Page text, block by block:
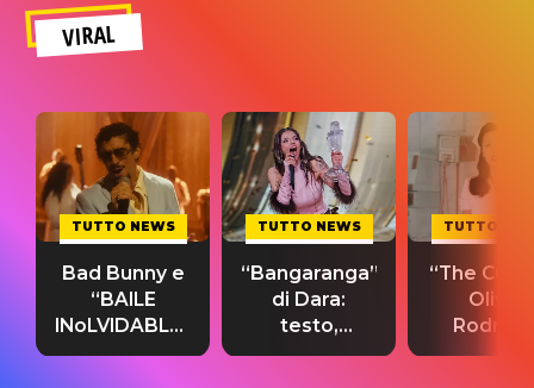
VIRAL
TUTTO NEWS
Bad Bunny e
“BAILE
INoLVIDABLE”:
testo,
TUTTO NEWS
“Bangaranga”
di Dara:
testo,
traduzione e
TUTTO
“The
Olivia
testo,